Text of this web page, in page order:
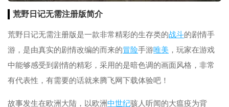
荒野日记无需注册版简介
荒野日记无需注册版是一款非常精彩的生存类的战斗的剧情手
游，是由真实的剧情改编的而来的冒险手游唯美 ，玩家在游戏
中能够感受到剧情的精彩，采用的是暗色调的画面风格，非常
有代表性，有需要的话就来腾飞网下载体验吧！
故事发生在欧洲大陆，以欧洲中世纪骇人听闻的大瘟疫为背